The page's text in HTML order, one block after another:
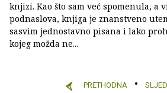
knjizi. Kao što sam već spomenula, a
podnaslova, knjiga je znanstveno
sasvim jednostavno pisana i lako
kojeg možda ne...
PRETHODNA